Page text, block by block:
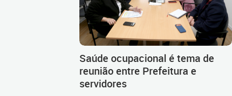
Saúde ocupacional é tema de
reunião entre Prefeitura e
servidores